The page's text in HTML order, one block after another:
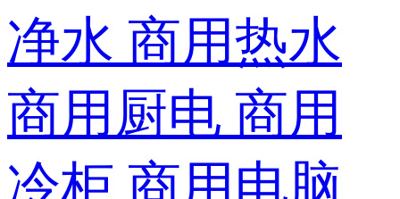
净水 商用热水
商用厨电 商用
冷柜 商用电脑